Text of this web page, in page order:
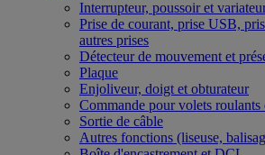
Interrupteur, poussoir et
Prise de courant, prise USB,
autres prises
Détecteur de mouvement et
Plaque
Enjoliveur, doigt et obturateur
Commande pour volets roulants
Sortie de câble
Autres fonctions (liseuse,